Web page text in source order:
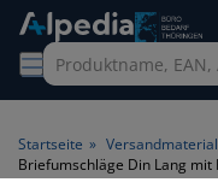
Startseite » Versandmaterial